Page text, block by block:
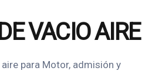
VACIO AIRE
para Motor, admisión y